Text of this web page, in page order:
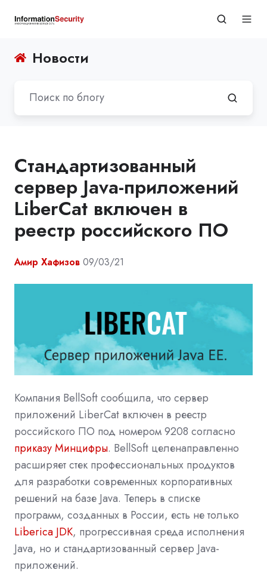
Новости
Стандартизованный
сервер Java-приложений
LiberCat включен в
реестр российского ПО
Амир Хафизов 09/03/21
Компания BellSoft сообщила, что сервер
приложений LiberCat включен в реестр
российского ПО под номером 9208 согласно
приказу Минцифры. BellSoft целенаправленно
расширяет стек профессиональных продуктов
для разработки современных корпоративных
решений на базе Java. Теперь в списке
программ, созданных в России, есть не только
Liberica JDK, прогрессивная среда исполнения
Java, но и стандартизованный сервер Java-
приложений.